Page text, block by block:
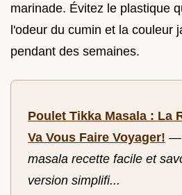
marinade. Évitez le plastique
l'odeur du cumin et la couleur
pendant des semaines.
Poulet Tikka Masala : La
Va Vous Faire Voyager! —
masala recette facile et
version simplifi...